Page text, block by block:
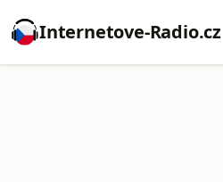
Internetove-Radio.cz